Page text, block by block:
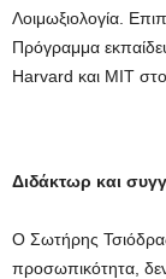
Λοιμωξιολογία.
Πρόγραμμα
Harvard και MIT
Διδάκτωρ και
Ο Σωτήρης
προσωπικότητα,